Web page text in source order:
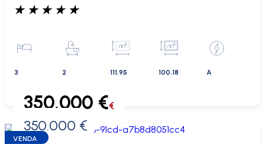
★ ★ ★ ★ ★
3 2 111.95 100.18 A
0 €
350.000 €€
350.000 €
VENDA